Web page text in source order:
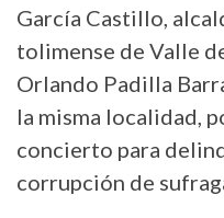
García Castillo,
tolimense de Valle
Orlando Padilla
la misma localidad,
concierto para
corrupción de